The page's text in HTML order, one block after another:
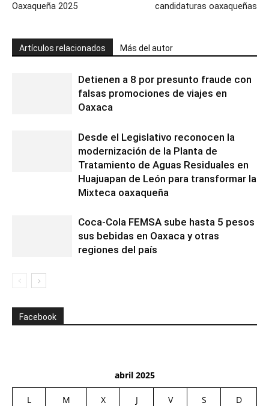
Oaxaqueña 2025
candidaturas oaxaqueñas
Artículos relacionados Más del autor
Detienen a 8 por presunto fraude con
falsas promociones de viajes en
Oaxaca
Desde el Legislativo reconocen la
modernización de la Planta de
Tratamiento de Aguas Residuales en
Huajuapan de León para transformar la
Mixteca oaxaqueña
Coca-Cola FEMSA sube hasta 5 pesos
sus bebidas en Oaxaca y otras
regiones del país
Facebook
abril 2025
L M X J V S D